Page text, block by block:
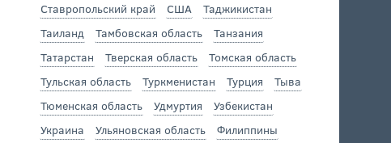
Ставропольский край
США
Таджикистан
Таиланд
Тамбовская область
Танзания
Татарстан
Тверская область
Томская область
Тульская область
Туркменистан Турция
Тыва
Тюменская область
Удмуртия
Узбекистан
Украина
Ульяновская область
Филиппины